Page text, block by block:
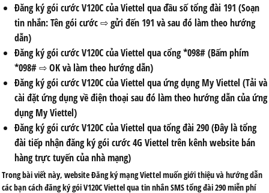
Đăng ký gói cước V120C của Viettel qua đầu số tổng đài 191 (Soạn
tin nhắn: Tên gói cước ⇨ gửi đến 191 và sau đó làm theo hướng
dẫn)
Đăng ký gói cước V120C của Viettel qua cổng *098# (Bấm phím
*098# ⇨ OK và làm theo hướng dẫn)
Đăng ký gói cước V120C của Viettel qua ứng dụng My Viettel (Tải và
cài đặt ứng dụng về điện thoại sau đó làm theo hướng dẫn của ứng
dụng My Viettel)
Đăng ký gói cước V120C của Viettel qua tổng đài 290 (Đây là tổng
đài tiếp nhận đăng ký gói cước 4G Viettel trên kênh website bán
hàng trực tuyến của nhà mạng)
Trong bài viết này, website Đăng ký mạng Viettel muốn giới thiệu và hướng dẫn
các bạn cách đăng ký gói V120C Viettel qua tin nhắn SMS tổng đài 290 miễn phí